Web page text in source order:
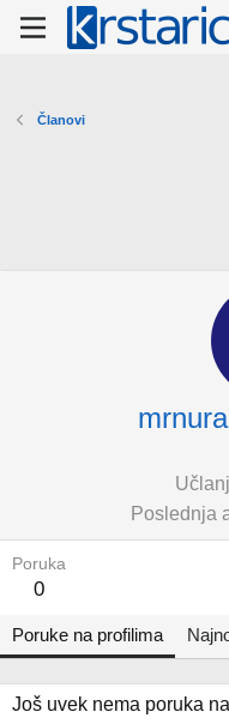
Članovi
Poslednja
Poruka
0
Poruke na profilima
Još uvek nema poruka